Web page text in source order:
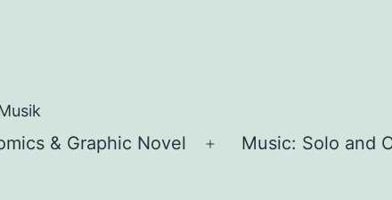
& Graphic Novel
Menü
Music: Solo and